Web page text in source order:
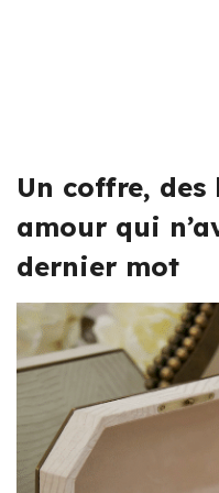
Un coffre,
amour qui
dernier mot